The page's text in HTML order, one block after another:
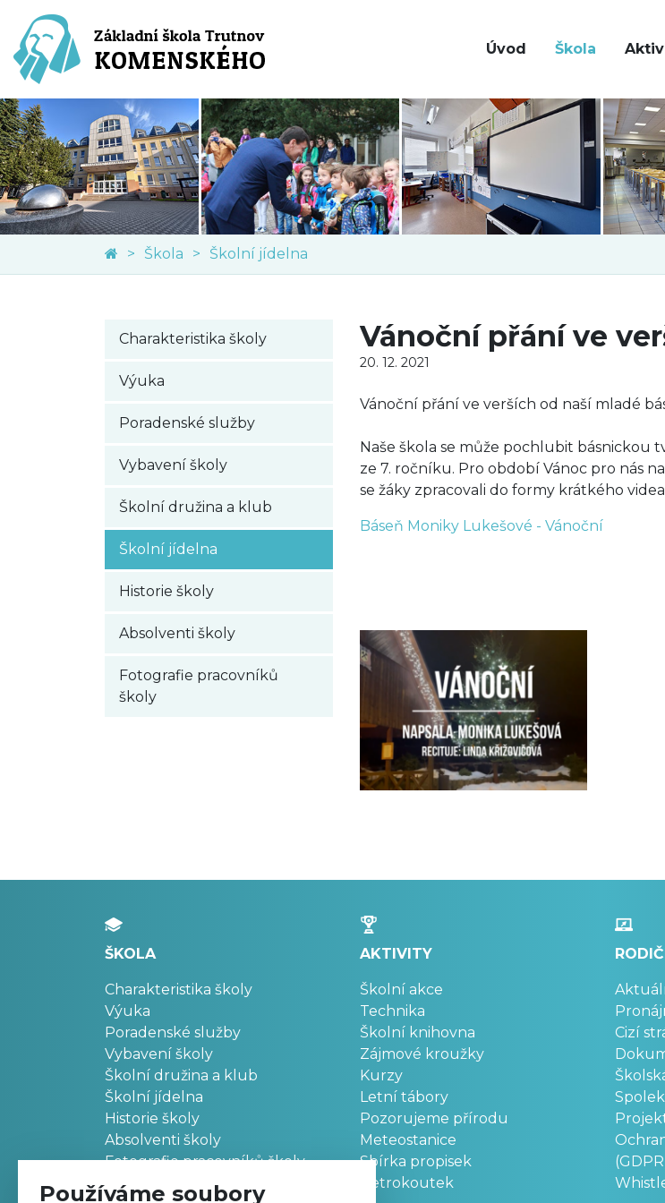
Úvod Škola
Škola Školní jídelna
Charakteristika školy
Výuka
Poradenské služby
Vybavení školy
Školní družina a klub
Školní jídelna
Historie školy
Absolventi školy
Fotografie pracovníků
školy
Vánoční přání ve
20. 12. 2021
Vánoční přání ve verších od naší mladé
Naše škola se může pochlubit
ze 7. ročníku. Pro období Vánoc pro nás
se žáky zpracovali do formy krátkého
Báseň Moniky Lukešové - Vánoční
ŠKOLA
Charakteristika školy
Výuka
Poradenské služby
Vybavení školy
Školní družina a klub
Školní jídelna
Historie školy
Absolventi školy
Fotografie pracovníků školy
AKTIVITY
Školní akce
Technika
Školní knihovna
Zájmové kroužky
Kurzy
Letní tábory
Pozorujeme přírodu
Meteostanice
Sbírka propisek
Retrokoutek
Cizí
Používáme soubory